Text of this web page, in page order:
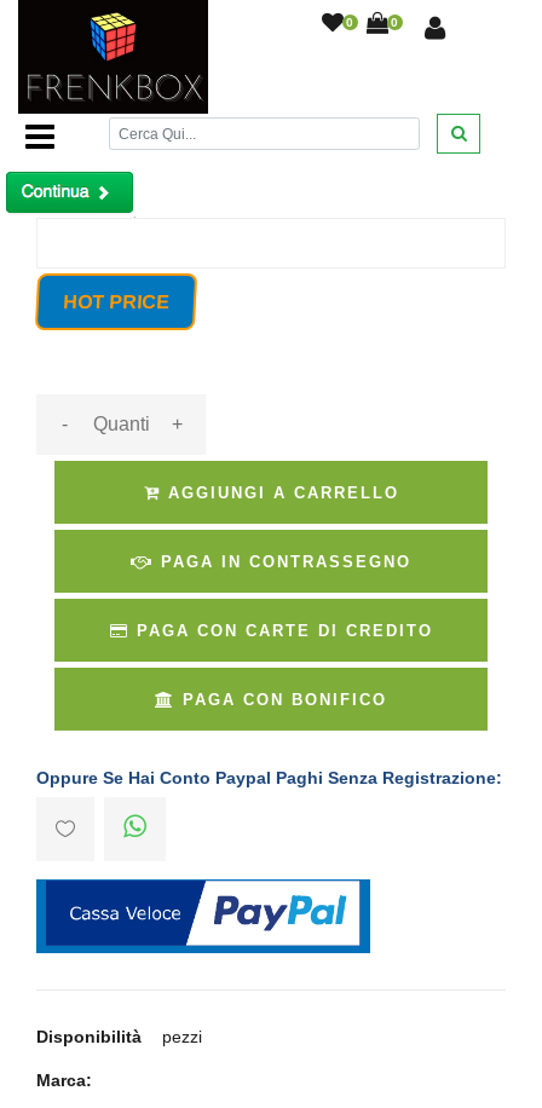
0 0
Home Page /Antifurto casa GSM Defender ST-6 868Mhz, 4
telecamere Wifi con App su Cellulare
Prodotto non trovato!
HOT PRICE
- +
AGGIUNGI A CARRELLO
PAGA IN CONTRASSEGNO
PAGA CON CARTE DI CREDITO
PAGA CON BONIFICO
Oppure Se Hai Conto Paypal Paghi Senza Registrazione:
Disponibilità pezzi
Marca: